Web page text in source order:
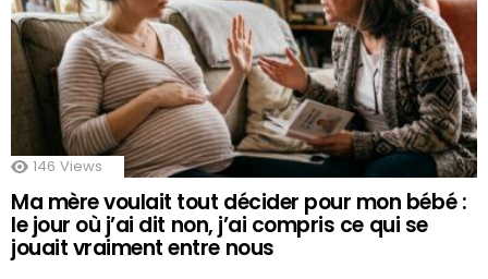
146 Views
Ma mère voulait tout décider pour mon bébé :
le jour où j’ai dit non, j’ai compris ce qui se
jouait vraiment entre nous